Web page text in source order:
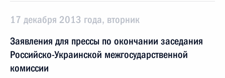
17 декабря 2013 года, вторник
Заявления для прессы по окончании заседания
Российско-Украинской межгосударственной
комиссии